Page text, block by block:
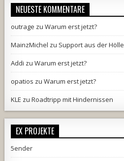
NEUESTE KOMMENTARE
outrage zuWarum erst jetzt?
MainzMichel zu Support aus der Hölle
Addi zuWarum erst jetzt?
opatios zuWarum erst jetzt?
KLE zuRoadtripp mit Hindernissen
EX PROJEKTE
5ender